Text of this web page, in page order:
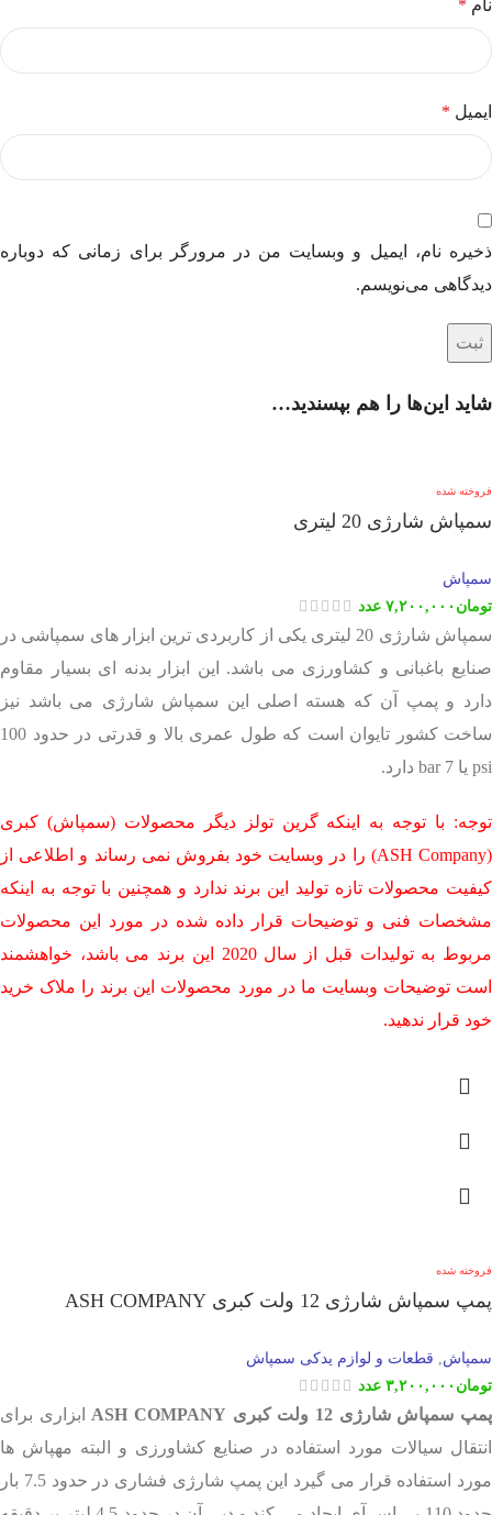
نام *
ایمیل *
ذخیره نام، ایمیل و وبسایت من در مرورگر برای زمانی که دوباره
دیدگاهی می‌نویسم.
شاید این‌ها را هم بپسندید…
فروخته شده
سمپاش شارژی 20 لیتری
سمپاش
تومان ۷,۲۰۰,۰۰۰ عدد
سمپاش شارژی 20 لیتری یکی از کاربردی ترین ابزار های سمپاشی در
صنایع باغبانی و کشاورزی می باشد. این ابزار بدنه ای بسیار مقاوم
دارد و پمپ آن که هسته اصلی این سمپاش شارژی می باشد نیز
ساخت کشور تایوان است که طول عمری بالا و قدرتی در حدود 100
psi یا 7 bar دارد.
توجه: با توجه به اینکه گرین تولز دیگر محصولات (سمپاش) کبری
(ASH Company) را در وبسایت خود بفروش نمی رساند و اطلاعی از
کیفیت محصولات تازه تولید این برند ندارد و همچنین با توجه به اینکه
مشخصات فنی و توضیحات قرار داده شده در مورد این محصولات
مربوط به تولیدات قبل از سال 2020 این برند می باشد، خواهشمند
است توضیحات وبسایت ما در مورد محصولات این برند را ملاک خرید
خود قرار ندهید.
فروخته شده
پمپ سمپاش شارژی 12 ولت کبری ASH COMPANY
سمپاش قطعات و لوازم یدکی سمپاش
تومان ۳,۲۰۰,۰۰۰ عدد
پمپ سمپاش شارژی 12 ولت کبری ASH COMPANY
ابزاری برای
انتقال سیالات مورد استفاده در صنایع کشاورزی و البته مهپاش ها
مورد استفاده قرار می گیرد این پمپ شارژی فشاری در حدود 7.5 بار